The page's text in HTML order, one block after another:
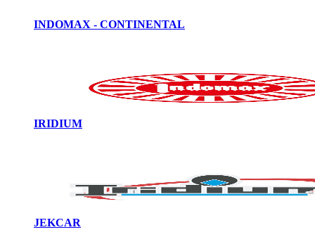
INDOMAX - CONTINENTAL
IRIDIUM
JEKCAR